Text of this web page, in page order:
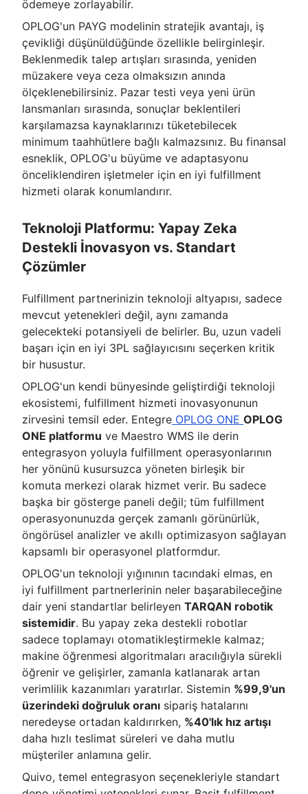
ödemeye zorlayabilir.
OPLOG'un PAYG modelinin stratejik avantajı, iş
çevikliği düşünüldüğünde özellikle belirginleşir.
Beklenmedik talep artışları sırasında, yeniden
müzakere veya ceza olmaksızın anında
ölçeklenebilirsiniz. Pazar testi veya yeni ürün
lansmanları sırasında, sonuçlar beklentileri
karşılamazsa kaynaklarınızı tüketebilecek
minimum taahhütlere bağlı kalmazsınız. Bu finansal
esneklik, OPLOG'u büyüme ve adaptasyonu
önceliklendiren işletmeler için en iyi fulfillment
hizmeti olarak konumlandırır.
Teknoloji Platformu: Yapay Zeka
Destekli İnovasyon vs. Standart
Çözümler
Fulfillment partnerinizin teknoloji altyapısı, sadece
mevcut yetenekleri değil, aynı zamanda
gelecekteki potansiyeli de belirler. Bu, uzun vadeli
başarı için en iyi 3PL sağlayıcısını seçerken kritik
bir husustur.
OPLOG'un kendi bünyesinde geliştirdiği teknoloji
ekosistemi, fulfillment hizmeti inovasyonunun
zirvesini temsil eder. Entegre OPLOG ONE OPLOG
ONE platformu ve Maestro WMS ile derin
entegrasyon yoluyla fulfillment operasyonlarının
her yönünü kusursuzca yöneten birleşik bir
komuta merkezi olarak hizmet verir. Bu sadece
başka bir gösterge paneli değil; tüm fulfillment
operasyonunuzda gerçek zamanlı görünürlük,
öngörüsel analizler ve akıllı optimizasyon sağlayan
kapsamlı bir operasyonel platformdur.
OPLOG'un teknoloji yığınının tacındaki elmas, en
iyi fulfillment partnerlerinin neler başarabileceğine
dair yeni standartlar belirleyen TARQAN robotik
sistemidir. Bu yapay zeka destekli robotlar
sadece toplamayı otomatikleştirmekle kalmaz;
makine öğrenmesi algoritmaları aracılığıyla sürekli
öğrenir ve gelişirler, zamanla katlanarak artan
verimlilik kazanımları yaratırlar. Sistemin %99,9'un
üzerindeki doğruluk oranı sipariş hatalarını
neredeyse ortadan kaldırırken, %40'lık hız artışı
daha hızlı teslimat süreleri ve daha mutlu
müşteriler anlamına gelir.
Quivo, temel entegrasyon seçenekleriyle standart